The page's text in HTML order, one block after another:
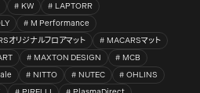
KW
LAPTORR
M Performance
オリジナルフロアマット
MACARSマット
MAXTON DESIGN
MCB
NITTO NUTEC
OHLINS